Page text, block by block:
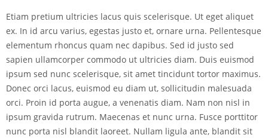
Etiam pretium ultricies lacus quis scelerisque. Ut eget aliquet
ex. In id arcu varius, egestas justo et, ornare urna. Pellentesque
elementum rhoncus quam nec dapibus. Sed id justo sed
sapien ullamcorper commodo ut ultricies diam. Duis euismod
ipsum sed nunc scelerisque, sit amet tincidunt tortor maximus.
Donec orci lacus, euismod eu diam ut, sollicitudin malesuada
orci. Proin id porta augue, a venenatis diam. Nam non nisl in
ipsum gravida rutrum. Maecenas et nunc urna. Fusce porttitor
nunc porta nisl blandit laoreet. Nullam ligula ante, blandit sit